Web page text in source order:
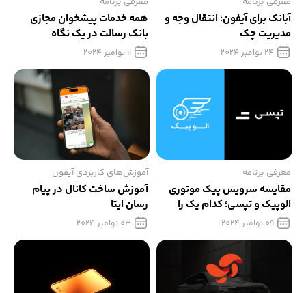
آبانک برای آیفون؛ انتقال وجه و
مدیریت چک‌
24 نوامبر 2024
همه خدمات پیشخوان مجازی
بانک رسالت در یک نگاه
11 نوامبر 2024
معرفی برنامه
مقایسه سرویس پیک موتوری
الوپیک و تپسی؛ کدام یک را
انتخاب کنیم؟
09 نوامبر 2024
آموزش‌های کاربردی آیفون
آموزش ساخت کانال در پیام
رسان ایتا
03 نوامبر 2024